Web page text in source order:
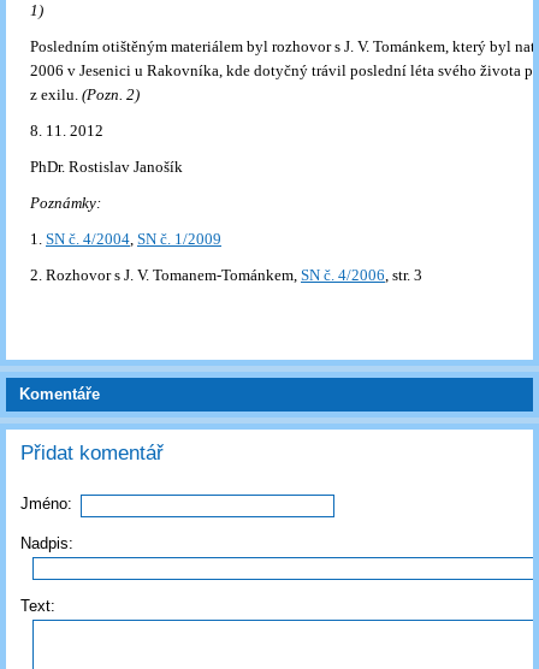
1)
Posledním otištěným materiálem byl rozhovor s J. V. Tománkem, který byl
2006 v Jesenici u Rakovníka, kde dotyčný trávil poslední léta svého života
z exilu. (Pozn. 2)
8. 11. 2012
PhDr. Rostislav Janošík
Poznámky:
1. SN č. 4/2004, SN č. 1/2009
2. Rozhovor s J. V. Tomanem-Tománkem, SN č. 4/2006, str. 3
Komentáře
Přidat komentář
Jméno:
Nadpis:
Text: